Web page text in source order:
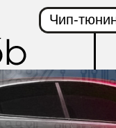
Чип-